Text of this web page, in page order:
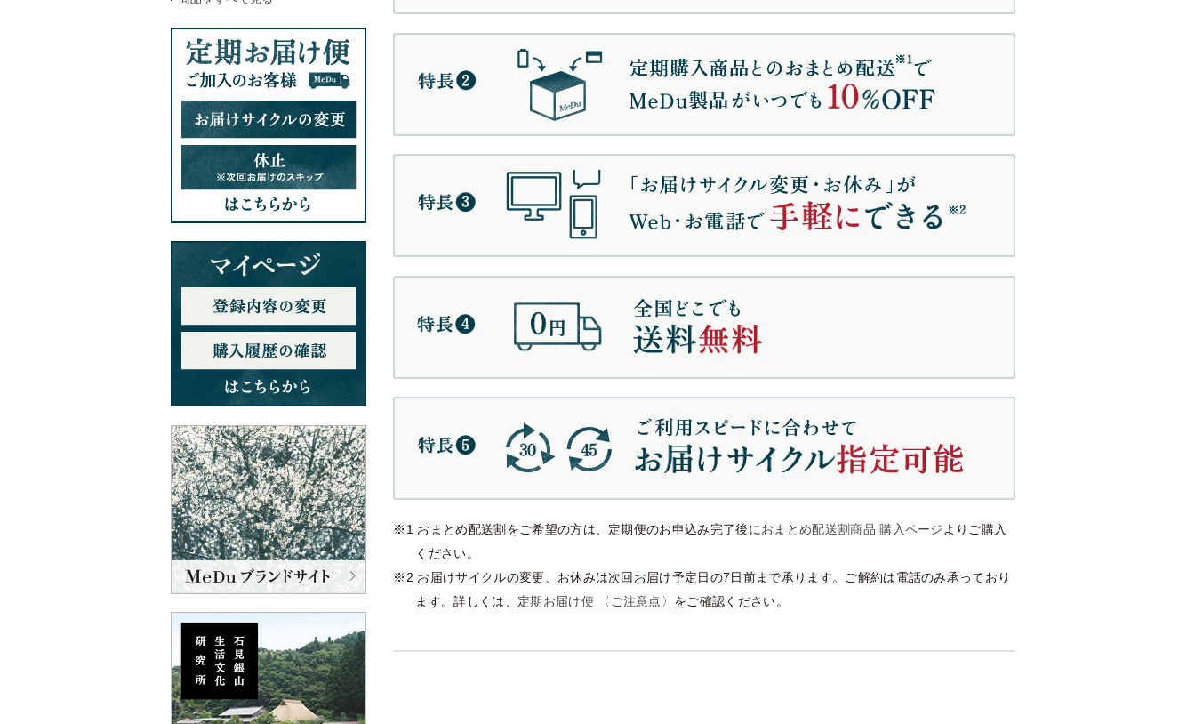
※1 おまとめ配送割をご希望の方は、定期便のお申込み完了後におまとめ配送割商品 購入ページ よりご購入
ください。
※2 お届けサイクルの変更、お休みは次回お届け予定日の7日前まで承ります。ご解約は電話のみ承っており
ます。詳しくは、 定期お届け便 〈ご注意点〉 をご確認ください。